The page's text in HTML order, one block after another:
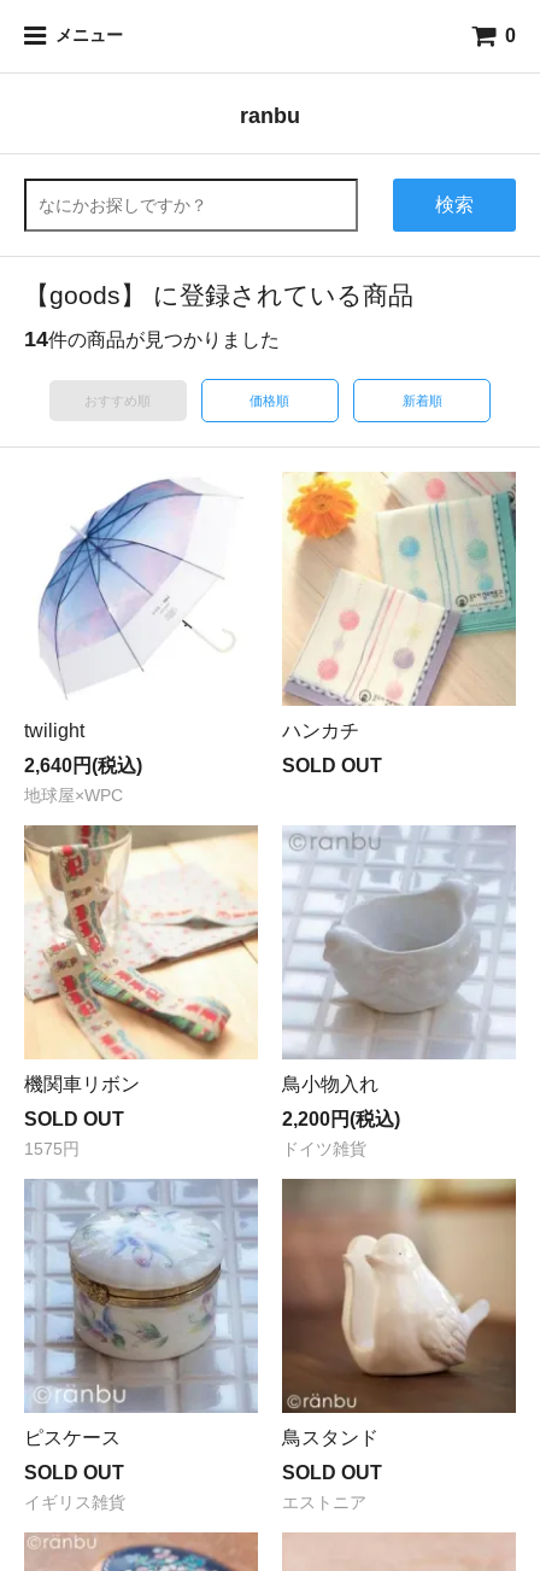
メニュー 0
ranbu
検索
【goods】 に登録されている商品
14件の商品が見つかりました
おすすめ順 価格順 新着順
twilight
2,640円(税込)
地球屋×WPC
ハンカチ
SOLD OUT
機関車リボン
SOLD OUT
1575円
鳥小物入れ
2,200円(税込)
ドイツ雑貨
ピスケース
SOLD OUT
イギリス雑貨
鳥スタンド
SOLD OUT
エストニア